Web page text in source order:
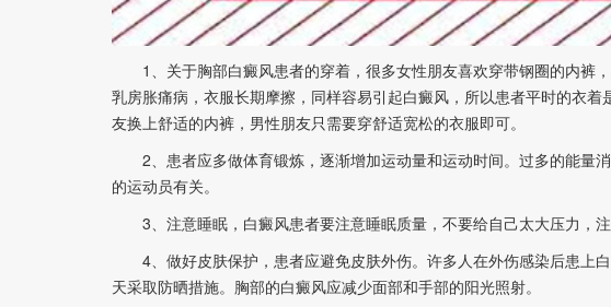
1、关于胸部白癜风患者的穿着，很多女性朋友喜欢穿带钢圈的内裤
乳房胀痛病，衣服长期摩擦，同样容易引起白癜风，所以患者平时的衣
友换上舒适的内裤，男性朋友只需要穿舒适宽松的衣服即可。
2、患者应多做体育锻炼，逐渐增加运动量和运动时间。过多的能量
的运动员有关。
3、注意睡眠，白癜风患者要注意睡眠质量，不要给自己太大压力，注
4、做好皮肤保护，患者应避免皮肤外伤。许多人在外伤感染后患上
天采取防晒措施。胸部的白癜风应减少面部和手部的阳光照射。